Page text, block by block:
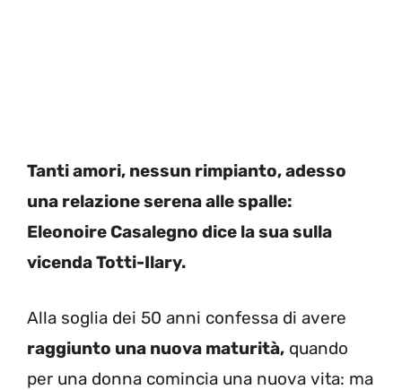
Tanti amori, nessun rimpianto, adesso
una relazione serena alle spalle:
Eleonoire Casalegno dice la sua sulla
vicenda Totti-Ilary.
Alla soglia dei 50 anni confessa di avere
raggiunto una nuova maturità, quando
per una donna comincia una nuova vita: ma